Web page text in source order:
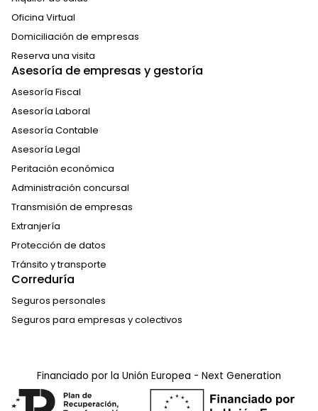
Oficina Virtual
Domiciliación de empresas
Reserva una visita
Asesoría de empresas y gestoría
Asesoría Fiscal
Asesoría Laboral
Asesoría Contable
Asesoría Legal
Peritación económica
Administración concursal
Transmisión de empresas
Extranjería
Protección de datos
Tránsito y transporte
Correduría
Seguros personales
Seguros para empresas y colectivos
Financiado por la Unión Europea - Next Generation